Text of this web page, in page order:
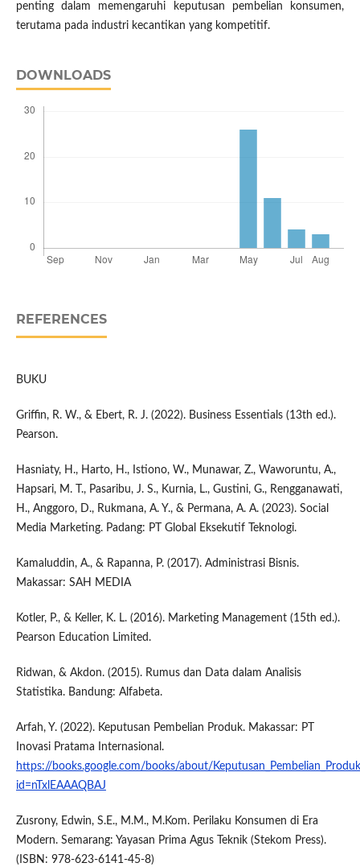
penting dalam memengaruhi keputusan pembelian konsumen,
terutama pada industri kecantikan yang kompetitif.
DOWNLOADS
REFERENCES
BUKU
Griffin, R. W., & Ebert, R. J. (2022). Business Essentials (13th ed.).
Pearson.
Hasniaty, H., Harto, H., Istiono, W., Munawar, Z., Waworuntu, A.,
Hapsari, M. T., Pasaribu, J. S., Kurnia, L., Gustini, G., Rengganawati,
H., Anggoro, D., Rukmana, A. Y., & Permana, A. A. (2023). Social
Media Marketing. Padang: PT Global Eksekutif Teknologi.
Kamaluddin, A., & Rapanna, P. (2017). Administrasi Bisnis.
Makassar: SAH MEDIA
Kotler, P., & Keller, K. L. (2016). Marketing Management (15th ed.).
Pearson Education Limited.
Ridwan, & Akdon. (2015). Rumus dan Data dalam Analisis
Statistika. Bandung: Alfabeta.
Arfah, Y. (2022). Keputusan Pembelian Produk. Makassar: PT
Inovasi Pratama Internasional.
https://books.google.com/books/about/
id=nTxlEAAAQBAJ
Zusrony, Edwin, S.E., M.M., M.Kom. Perilaku Konsumen di Era
Modern. Semarang: Yayasan Prima Agus Teknik (Stekom Press).
(ISBN: 978-623-6141-45-8)